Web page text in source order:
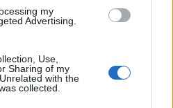
my
Advertising.
Use,
Sharing of my
with the
collected.